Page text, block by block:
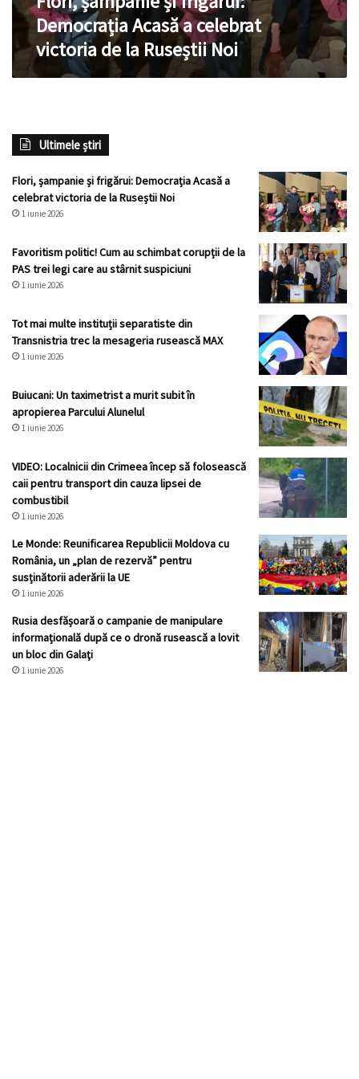
la
Ruseștii
Noi
Democrația Acasă a celebrat
victoria de la Ruseștii Noi
Ultimele știri
Flori, șampanie și frigărui: Democrația Acasă a
celebrat victoria de la Ruseștii Noi
1 iunie 2026
Favoritism politic! Cum au schimbat corupții de la
PAS trei legi care au stârnit suspiciuni
1 iunie 2026
Tot mai multe instituții separatiste din
Transnistria trec la mesageria rusească MAX
1 iunie 2026
Buiucani: Un taximetrist a murit subit în
apropierea Parcului Alunelul
1 iunie 2026
VIDEO: Localnicii din Crimeea încep să folosească
caii pentru transport din cauza lipsei de
combustibil
1 iunie 2026
Le Monde: Reunificarea Republicii Moldova cu
România, un „plan de rezervă” pentru
susținătorii aderării la UE
1 iunie 2026
Rusia desfășoară o campanie de manipulare
informațională după ce o dronă rusească a lovit
un bloc din Galaţi
1 iunie 2026